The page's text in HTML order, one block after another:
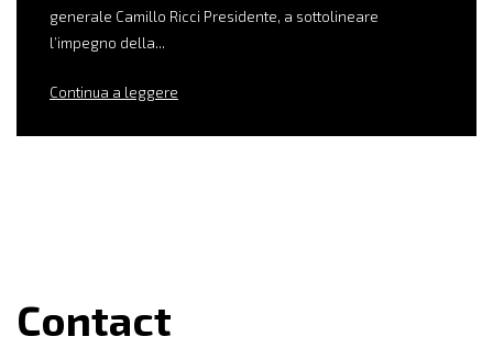
generale Camillo Ricci Presidente, a sottolineare
l’impegno della...
Continua a leggere
Contact